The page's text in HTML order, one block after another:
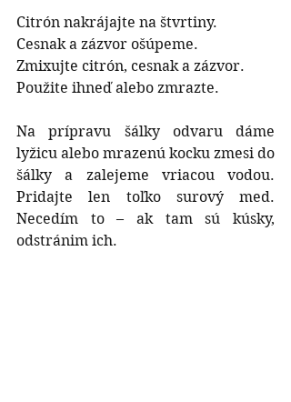
Citrón nakrájajte na štvrtiny.
Cesnak a zázvor ošúpeme.
Zmixujte citrón, cesnak a zázvor.
Použite ihneď alebo zmrazte.
Na prípravu šálky odvaru dáme
lyžicu alebo mrazenú kocku zmesi do
šálky a zalejeme vriacou vodou.
Pridajte len toľko surový med.
Necedím to – ak tam sú kúsky,
odstránim ich.